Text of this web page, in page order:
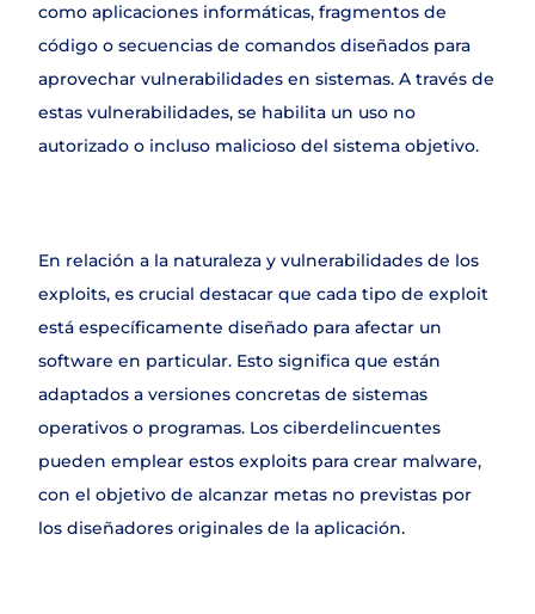
como aplicaciones informáticas, fragmentos de
código o secuencias de comandos diseñados para
aprovechar vulnerabilidades en sistemas. A través de
estas vulnerabilidades, se habilita un uso no
autorizado o incluso malicioso del sistema objetivo.
En relación a la naturaleza y vulnerabilidades de los
exploits, es crucial destacar que cada tipo de exploit
está específicamente diseñado para afectar un
software en particular. Esto significa que están
adaptados a versiones concretas de sistemas
operativos o programas. Los ciberdelincuentes
pueden emplear estos exploits para crear malware,
con el objetivo de alcanzar metas no previstas por
los diseñadores originales de la aplicación.